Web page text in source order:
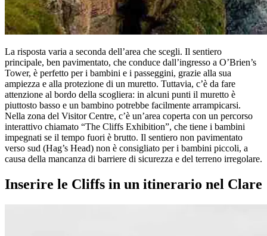
La risposta varia a seconda dell’area che scegli. Il sentiero
principale, ben pavimentato, che conduce dall’ingresso a O’Brien’s
Tower, è perfetto per i bambini e i passeggini, grazie alla sua
ampiezza e alla protezione di un muretto. Tuttavia, c’è da fare
attenzione al bordo della scogliera: in alcuni punti il muretto è
piuttosto basso e un bambino potrebbe facilmente arrampicarsi.
Nella zona del Visitor Centre, c’è un’area coperta con un percorso
interattivo chiamato “The Cliffs Exhibition”, che tiene i bambini
impegnati se il tempo fuori è brutto. Il sentiero non pavimentato
verso sud (Hag’s Head) non è consigliato per i bambini piccoli, a
causa della mancanza di barriere di sicurezza e del terreno irregolare.
Inserire le Cliffs in un itinerario nel Clare